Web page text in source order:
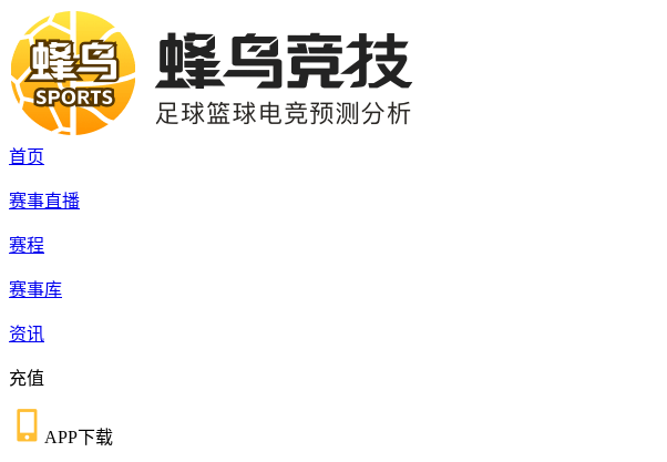
首页
赛事直播
赛程
赛事库
资讯
充值
APP下载